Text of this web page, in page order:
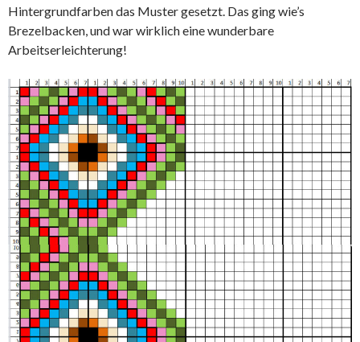
Hintergrundfarben das Muster gesetzt. Das ging wie’s
Brezelbacken, und war wirklich eine wunderbare
Arbeitserleichterung!